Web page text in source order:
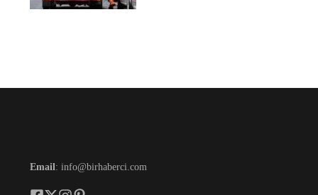
Email: info@birhaberci.com